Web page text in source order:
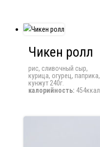
Чикен ролл
рис, сливочный сыр,
курица, огурец, паприка,
кунжут 240г.
калорийность: 454ккал